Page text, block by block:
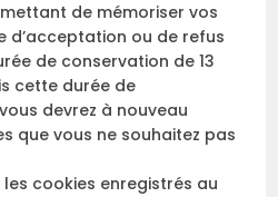
de mémoriser vos
d’acceptation ou de refus
de conservation de 13
cette durée de
devrez à nouveau
que vous ne souhaitez pas
cookies enregistrés au